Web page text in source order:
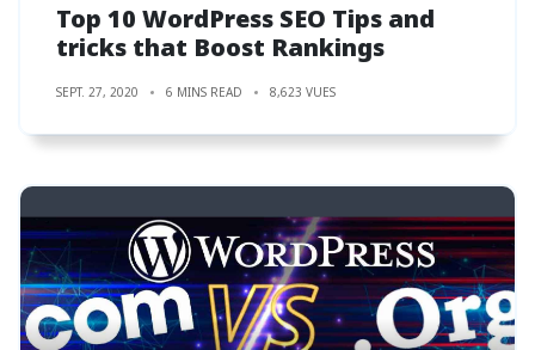
Top 10 WordPress SEO Tips and
tricks that Boost Rankings
SEPT. 27, 2020 6 MINS READ 8,623 VUES